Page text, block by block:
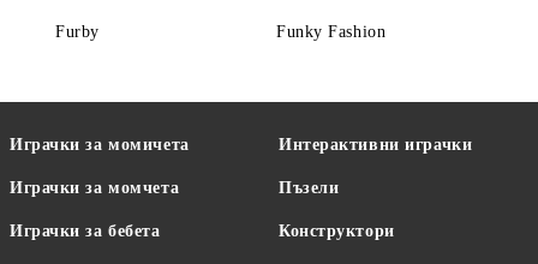
Furby Funky Fashion
Играчки за момичета
Играчки за момчета
Играчки за бебета
Интерактивни играчки
Пъзели
Конструктори